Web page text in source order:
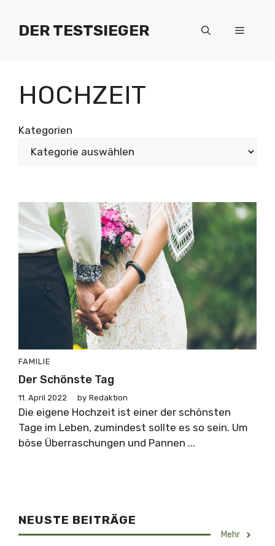
Inhalt
springenDER TESTSIEGER Menü
HOCHZEIT
Kategorien
FAMILIE
Der Schönste Tag
11. April 2022 by Redaktion
Die eigene Hochzeit ist einer der schönsten
Tage im Leben, zumindest sollte es so sein. Um
böse Überraschungen und Pannen ...
NEUSTE BEITRÄGE
Mehr